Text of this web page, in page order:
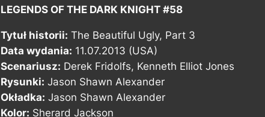
LEGENDS OF THE DARK KNIGHT #58
Tytuł historii: The Beautiful Ugly, Part 3
Data wydania: 11.07.2013 (USA)
Scenariusz: Derek Fridolfs, Kenneth Elliot Jones
Rysunki: Jason Shawn Alexander
Okładka: Jason Shawn Alexander
Kolor: Sherard Jackson